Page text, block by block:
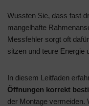
Wussten Sie, dass fast
mangelhafte
Messfehler sorgt oft
sitzen und teure Energie
In diesem Leitfaden
Öffnungen korrekt
der Montage vermeiden.